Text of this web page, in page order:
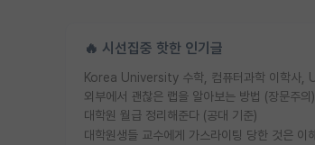
🔥 시선집중 핫한 인기글
외부에서 괜찮은 랩을 알아보는 방법 (장문주의)
대학원 월급 정리해준다 (공대 기준)